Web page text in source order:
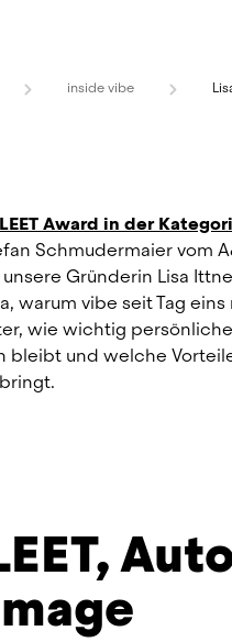
inside vibe
Award in der
Schmudermaier vom
Gründerin Lisa
warum vibe seit Tag
wie wichtig
bleibt und welche